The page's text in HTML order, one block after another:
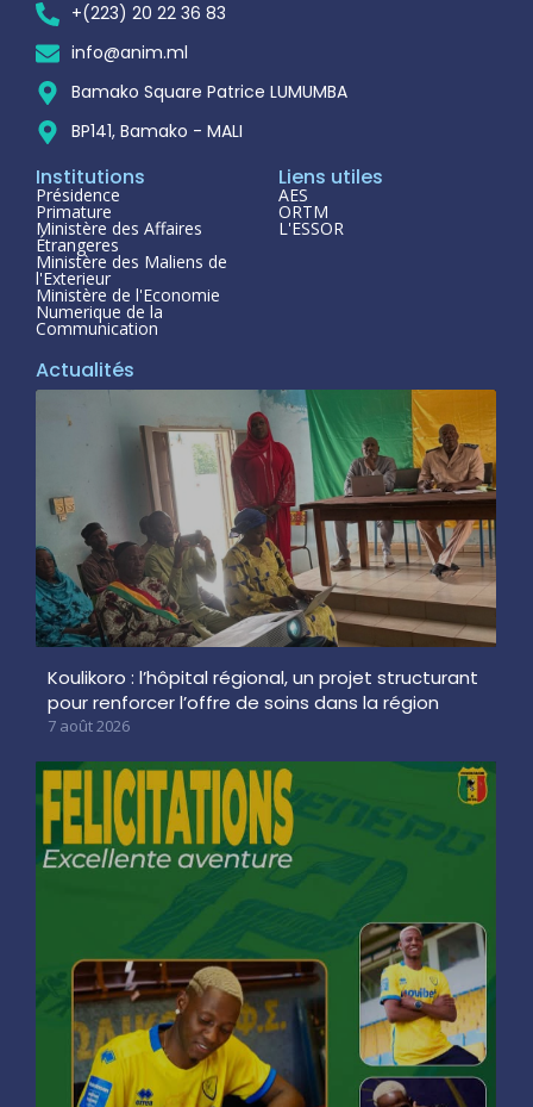
+(223) 20 22 36 83
info@anim.ml
Bamako Square Patrice LUMUMBA
BP141, Bamako - MALI
Institutions
Présidence
Primature
Ministère des Affaires
Étrangeres
Ministère des Maliens de
l'Exterieur
Ministère de l'Economie
Numerique de la
Communication
Liens utiles
AES
ORTM
L'ESSOR
Actualités
Koulikoro : l’hôpital régional, un projet structurant
pour renforcer l’offre de soins dans la région
7 août 2026